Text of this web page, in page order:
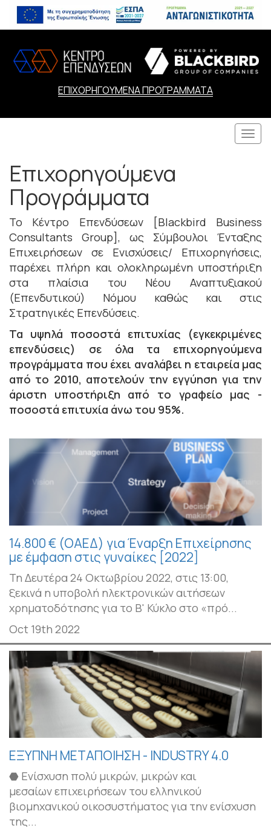
ΕΠΙΧΟΡΗΓΟΥΜΕΝΑ ΠΡΟΓΡΑΜΜΑΤΑ
Επιχορηγούμενα
Προγράμματα
Το Κέντρο Επενδύσεων [Blackbird Business
Consultants Group], ως Σύμβουλοι Ένταξης
Επιχειρήσεων σε Ενισχύσεις/ Επιχορηγήσεις,
παρέχει πλήρη και ολοκληρωμένη υποστήριξη
στα πλαίσια του Νέου Αναπτυξιακού
(Επενδυτικού) Νόμου καθώς και στις
Στρατηγικές Επενδύσεις.
Τα υψηλά ποσοστά επιτυχίας (εγκεκριμένες
επενδύσεις) σε όλα τα επιχορηγούμενα
προγράμματα που έχει αναλάβει η εταιρεία μας
από το 2010, αποτελούν την εγγύηση για την
άριστη υποστήριξη από το γραφείο μας -
ποσοστά επιτυχία άνω του 95%.
14.800 € (ΟΑΕΔ) για Έναρξη Επιχείρησης
με έμφαση στις γυναίκες [2022]
Τη Δευτέρα 24 Οκτωβρίου 2022, στις 13:00,
ξεκινά η υποβολή ηλεκτρονικών αιτήσεων
χρηματοδότησης για το Β' Κύκλο στο «πρό...
Oct 19th 2022
ΕΞΥΠΝΗ ΜΕΤΑΠΟΙΗΣΗ - INDUSTRY 4.0
⬣ Ενίσχυση πολύ μικρών, μικρών και
μεσαίων επιχειρήσεων του ελληνικού
βιομηχανικού οικοσυστήματος για την ενίσχυση
της...